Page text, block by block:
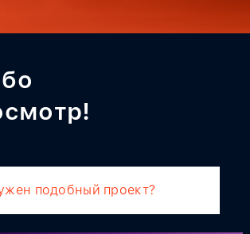
подобный проект?